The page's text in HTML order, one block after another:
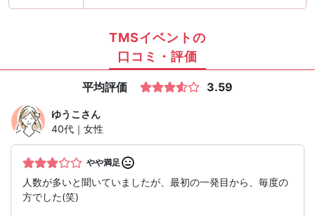
TMSイベントの
口コミ・評価
平均評価 3.59
ゆうこ さん
40代｜女性
やや満足
人数が多いと聞いていましたが、最初の一発目から、毎度の
方でした(笑)